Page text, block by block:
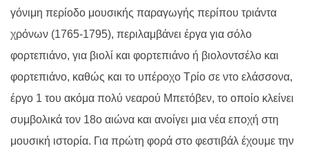
γόνιμη περίοδο μουσικής παραγωγής περίπου τριάντα
χρόνων (1765-1795), περιλαμβάνει έργα για σόλο
φορτεπιάνο, για βιολί και φορτεπιάνο ή βιολοντσέλο και
φορτεπιάνο, καθώς και το υπέροχο Τρίο σε ντο ελάσσονα,
έργο 1 του ακόμα πολύ νεαρού Μπετόβεν, το οποίο κλείνει
συμβολικά τον 18ο αιώνα και ανοίγει μια νέα εποχή στη
μουσική ιστορία. Για πρώτη φορά στο φεστιβάλ έχουμε την